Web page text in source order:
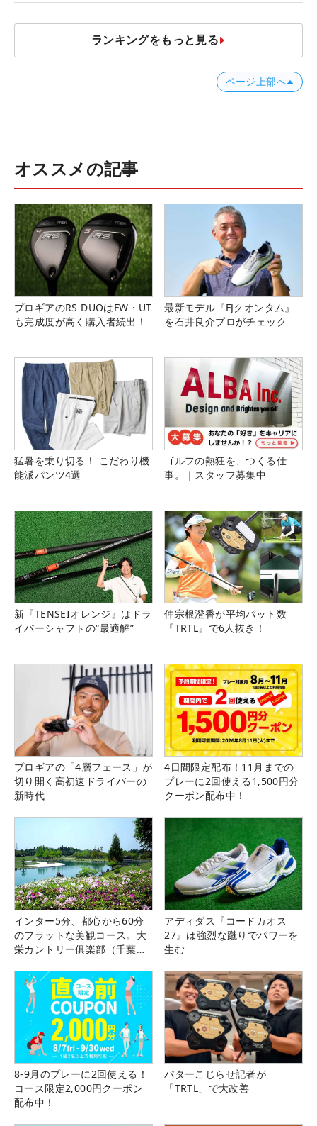
ランキングをもっと見る
ページ上部へ
オススメの記事
プロギアのRS DUOはFW・UT
も完成度が高く購入者続出！
最新モデル『FJクオンタム』
を石井良介プロがチェック
猛暑を乗り切る！ こだわり機
能派パンツ4選
ゴルフの熱狂を、つくる仕
事。｜スタッフ募集中
新『TENSEIオレンジ』はドラ
イバーシャフトの“最適解”
仲宗根澄香が平均パット数
『TRTL』で6人抜き！
プロギアの「4層フェース」が
切り開く高初速ドライバーの
新時代
4日間限定配布！11月までの
プレーに2回使える1,500円分
クーポン配布中！
インター5分、都心から60分
のフラットな美観コース。大
栄カントリー俱楽部（千葉
アディダス『コードカオス
27』は強烈な蹴りでパワーを
生む
8-9月のプレーに2回使える！
コース限定2,000円クーポン
配布中！
パターこじらせ記者が
「TRTL」で大改善